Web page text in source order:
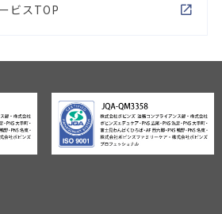
ビスTOP